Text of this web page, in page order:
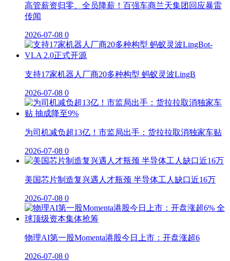
高管薪资归零、全员降薪！百强车商兰天集团回应暴雷
传闻
2026-07-08 0
支持17家机器人厂商20多种构型 蚂蚁灵波LingB
2026-07-08 0
为司机减负超13亿！市监局出手：货拉拉取消独家车贴
2026-07-08 0
美国芯片制造复兴遇人才瓶颈 半导体工人缺口近16万
2026-07-08 0
物理AI第一股Momenta港股今日上市：开盘涨超6
2026-07-08 0